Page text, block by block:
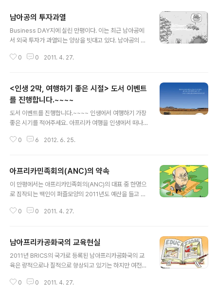
남아공의 투자과열
Business DAY지에 실린 만평이다. 이는 최근 남아공에
서 외국 투자가 과열되는 양상을 빗대고 있다. 남아공의 외
하고 있는데, 이들 투자가 이른바 ‘묻지마!’적 성격을 띠어
래서 많은 물고기들을 이끌고 가는 물고기를 Barclays라
고 쓰고 있다. 월드컵 이후 아프리카에 대한 인식 개선으로
최근 들어 한국 기업들의 남아공 진출이 많아지고 있는데
신규 투자자의 자신감을 믿기 보다는 이러한 남아공의 시
장상황을 예의주시해야 할 것으로 보인다. Business DA
Y가 남아공 현지의 유력 경제일간지인 만큼 경제현실에 대
0 0 2011. 4. 27.
<인생 2막, 여행하기 좋은 시절> 도서 이벤트
를 진행합니다.~~~~
도서 이벤트를 진행합니다.~~~~ 인생에서 여행하기 가장
좋은 시기를 적어주세요. 아프리카 여행을 인생에서 떠나
ment를 누르신 후 작성해 주세요 추첨을 통해 책을 보내
프리카! 그 덕분에 머릿속 아프리카를 눈앞에 펼치려는 이
가 부쩍 늘고 있다. 이들에게 편리한 항공만큼이나 절실한
것은 여행을 떠날 용기와 도전정신. 아프리카를 향해 두 다
프리카에 힘찬 발걸음을 내딛었고, 트러킹으로 더듬은 그
0 6 2012. 6. 25.
아프리카민족회의(ANC)의 약속
이 만평에서는 아프리카민족회의(ANC)의 대표 중 한명으
로 짐작되는 백인이 퍼즐모양의 2011년도 예산을 들고 여
가 서 있는 마지막 퍼즐을 놔야 하는 칸으로 짐작되는 곳에
표가 들고 있는 퍼즐 조각은 "ANC PROMISES"의 아주
일부분에 불과하다. 아프리카민족회의가 2011년 국민들
에게 약속한 양의 예산에 턱 없이 부족한 예산을 실제로 어
있다. 이 대표는 턱에 살집이 두둑하고 눈빛이 날카롭게 그
0 0 2011. 4. 27.
남아프리카공화국의 교육현실
2011년 BRICS의 국가로 등록된 남아프리카공화국의 교
육은 량적으로나 질적으로 향상되고 있기는 하지만 여전히
교육은 한 나라의 미래를 책임질 동량을 육성할 수 있는 가
0 0 2011. 4. 27.